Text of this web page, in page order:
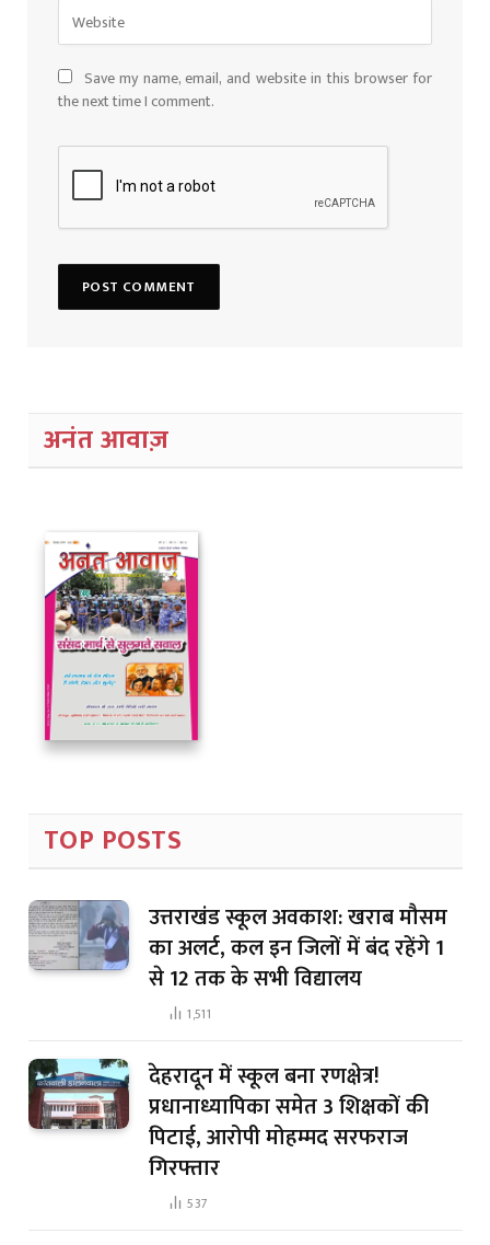
Save my name, email, and website in this browser for
the next time I comment.
अनंत आवाज़
TOP POSTS
उत्तराखंड स्कूल अवकाश: खराब मौसम
का अलर्ट, कल इन जिलों में बंद रहेंगे 1
से 12 तक के सभी विद्यालय
1,511
देहरादून में स्कूल बना रणक्षेत्र!
प्रधानाध्यापिका समेत 3 शिक्षकों की
पिटाई, आरोपी मोहम्मद सरफराज
गिरफ्तार
537